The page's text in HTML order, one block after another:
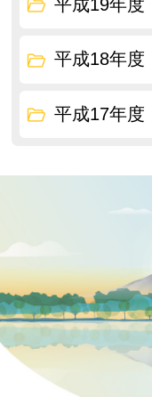
平成19年度
平成18年度
平成17年度